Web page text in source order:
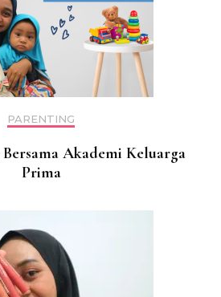
PARENTING
Akademi Keluarga
Prima